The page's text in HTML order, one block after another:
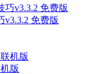
免费版
版